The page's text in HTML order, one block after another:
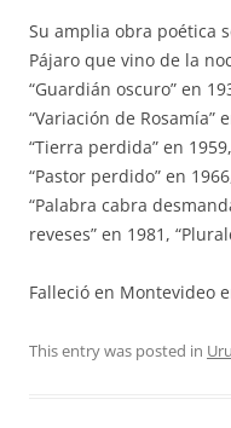
Su amplia obra poética
Pájaro que vino de la
“Guardián oscuro” en
“Variación de Rosamía”
“Tierra perdida” en
“Pastor perdido” en
“Palabra cabra
reveses” en 1981,
Falleció en Montevideo
This entry was posted in